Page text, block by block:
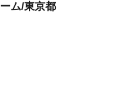
ム/東京都